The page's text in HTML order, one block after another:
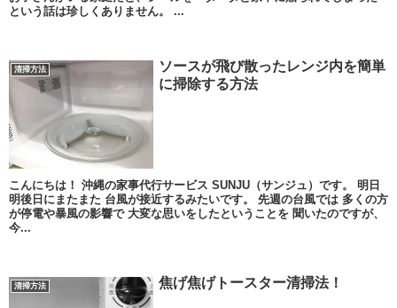
という話は珍しくありません。 ...
清掃方法
ソースが飛び散ったレンジ内を簡単
に掃除する方法
こんにちは！ 沖縄の家事代行サービス SUNJU（サンジュ）です。 明日
明後日にまたまた 台風が接近するみたいです。 先週の台風では 多くの方
が停電や暴風の影響で 大変な思いをしたということを 聞いたのですが、
今...
清掃方法 焦げ焦げトースター清掃法！